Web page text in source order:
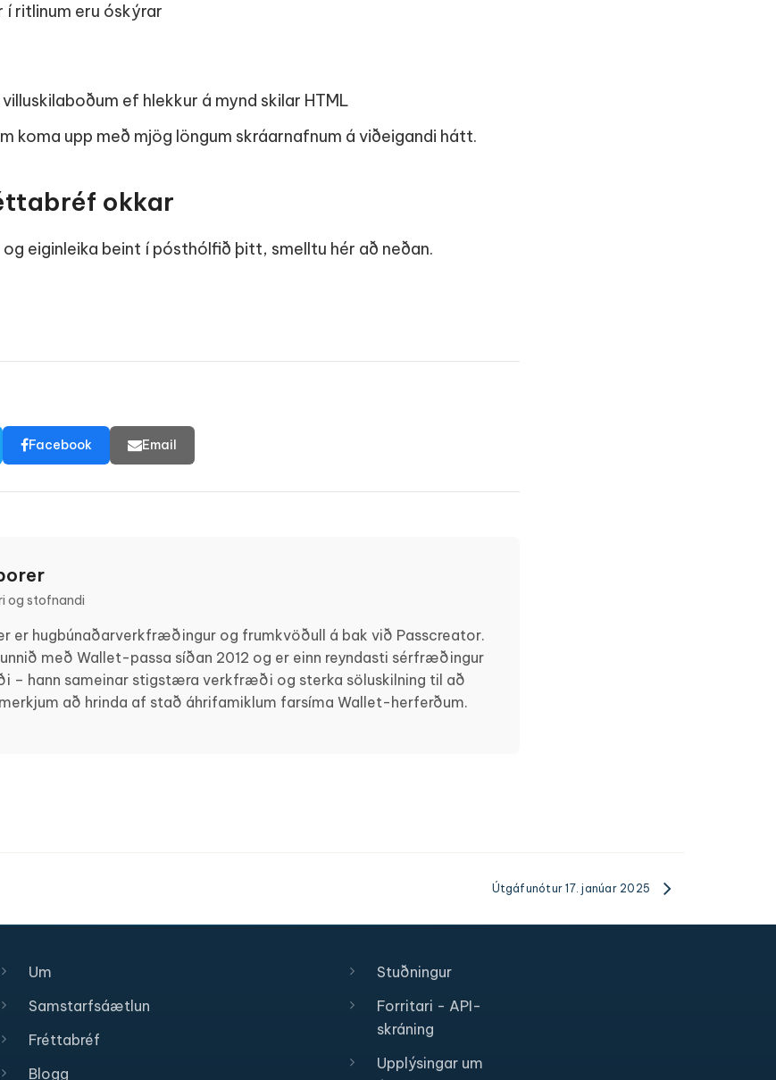
ritlinum eru óskýrar
ef hlekkur á mynd skilar HTML
koma upp með mjög löngum skráarnafnum á viðeigandi hátt.
okkar
eiginleika beint í pósthólfið þitt, smelltu hér að neðan.
Facebook Email
og stofnandi
er hugbúnaðarverkfræðingur og frumkvöðull á bak við Passcreator.
með Wallet-passa síðan 2012 og er einn reyndasti sérfræðingur
– hann sameinar stigstæra verkfræði og sterka söluskilning til að
að hrinda af stað áhrifamiklum farsíma Wallet-herferðum.
Útgáfunótur 17. janúar 2025
Um
Samstarfsáætlun
Fréttabréf
Blogg
Stuðningur
Forritari - API-
skráning
Upplýsingar um